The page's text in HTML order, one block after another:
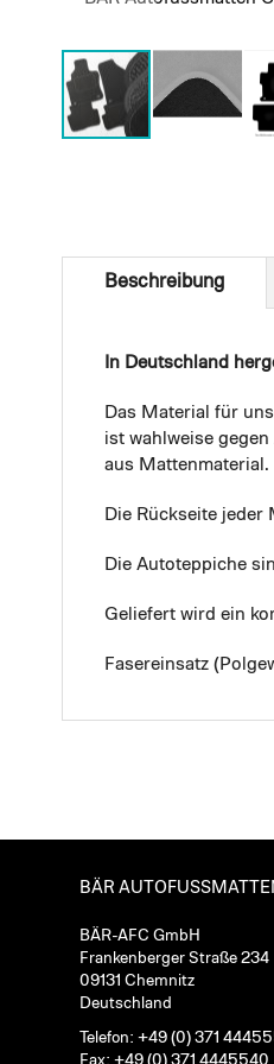
of
Beschreibung
In Deutschland
Das Material für
ist wahlweise
aus Mattenmaterial.
Die Rückseite
Die Autoteppiche
Geliefert wird ein
Fasereinsatz
BÄR
BÄR-AFC GmbH
Frankenberger Straße 234
09131 Chemnitz
Deutschland
Telefon: +49 (0) 371
Fax: +49 (0) 371 4445540